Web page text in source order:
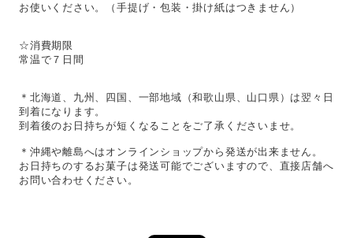
お使いください。（手提げ・包装・掛け紙はつきません）
☆消費期限
常温で７日間
＊北海道、九州、四国、一部地域（和歌山県、山口県）は翌々日
到着になります。
到着後のお日持ちが短くなることをご了承くださいませ。
＊沖縄や離島へはオンラインショップから発送が出来ません。
お日持ちのするお菓子は発送可能でございますので、直接店舗へ
お問い合わせください。